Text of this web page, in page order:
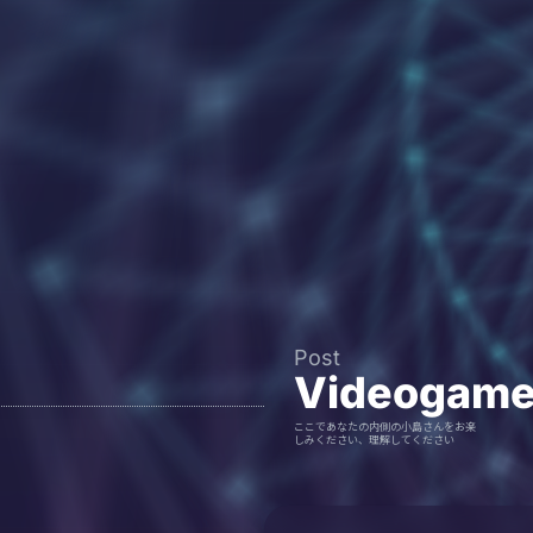
Post
ここであなたの内側の小島さんをお楽
しみください、理解してください